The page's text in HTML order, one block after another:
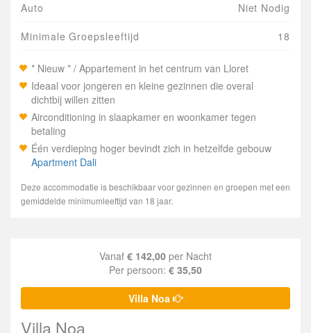
Auto Niet Nodig
Minimale Groepsleeftijd 18
* Nieuw * / Appartement in het centrum van Lloret
Ideaal voor jongeren en kleine gezinnen die overal
dichtbij willen zitten
Airconditioning in slaapkamer en woonkamer tegen
betaling
Één verdieping hoger bevindt zich in hetzelfde gebouw
Apartment Dali
Deze accommodatie is beschikbaar voor gezinnen en groepen met een
gemiddelde minimumleeftijd van 18 jaar.
Vanaf € 142,00 per Nacht
Per persoon: € 35,50
Villa Noa
Villa Noa